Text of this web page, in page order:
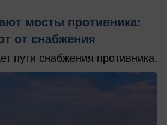
мосты противника:
от снабжения
пути снабжения противника.